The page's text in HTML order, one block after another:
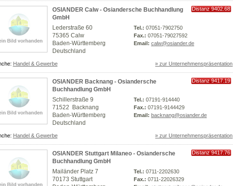
OSIANDER Calw - Osiandersche Buchhandlung
GmbH
Distanz 9402.68
Lederstraße 60
75365 Calw
Baden-Württemberg
Deutschland
Tel.: 07051-7902750
Fax.: 07051-79027592
Email: calw@osiander.de
Handel & Gewerbe » zur Unternehmenspräsentation
OSIANDER Backnang - Osiandersche
Buchhandlung GmbH
Distanz 9417.19
Schillerstraße 9
71522 Backnang
Baden-Württemberg
Deutschland
Tel.: 07191-914440
Fax.: 07191-9144429
Email: backnang@osiander.de
Handel & Gewerbe » zur Unternehmenspräsentation
OSIANDER Stuttgart Milaneo - Osiandersche
Buchhandlung GmbH
Distanz 9417.76
Mailänder Platz 7
70173 Stuttgart
Tel.: 0711-2202630
Fax.: 0711-22026329